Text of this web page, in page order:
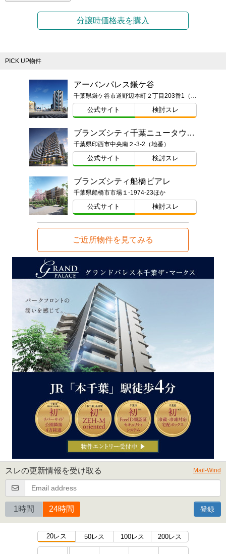
分譲時価格表を購入
PICK UP物件
アーバンパレス鎌ケ谷
千葉県鎌ケ谷市道野辺本町２丁目203番1（地番）
公式サイト 検討スレ
ブランズシティ千葉ニュータウン中央
千葉県印西市中央南２-3-2（地番）
公式サイト 検討スレ
ブランズシティ船橋ビアレ
千葉県船橋市市場１-1974-23ほか
公式サイト 検討スレ
ご近所物件を見てみる
スレの更新情報を受け取る Mail-Wind
1時間 24時間 登録
20レス 50レス 100レス 200レス